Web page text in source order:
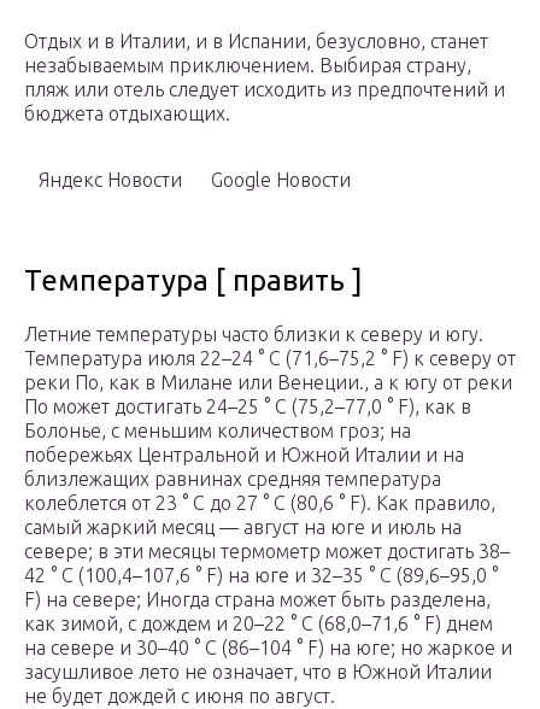
Отдых и в Италии, и в Испании, безусловно, станет
незабываемым приключением. Выбирая страну,
пляж или отель следует исходить из предпочтений и
бюджета отдыхающих.
Яндекс Новости Google Новости
Температура [ править ]
Летние температуры часто близки к северу и югу.
Температура июля 22–24 ° C (71,6–75,2 ° F) к северу от
реки По, как в Милане или Венеции., а к югу от реки
По может достигать 24–25 ° C (75,2–77,0 ° F), как в
Болонье, с меньшим количеством гроз; на
побережьях Центральной и Южной Италии и на
близлежащих равнинах средняя температура
колеблется от 23 ° C до 27 ° C (80,6 ° F). Как правило,
самый жаркий месяц — август на юге и июль на
севере; в эти месяцы термометр может достигать 38–
42 ° C (100,4–107,6 ° F) на юге и 32–35 ° C (89,6–95,0 °
F) на севере; Иногда страна может быть разделена,
как зимой, с дождем и 20–22 ° C (68,0–71,6 ° F) днем ​​
на севере и 30–40 ° C (86–104 ° F) на юге; но жаркое и
засушливое лето не означает, что в Южной Италии
не будет дождей с июня по август.